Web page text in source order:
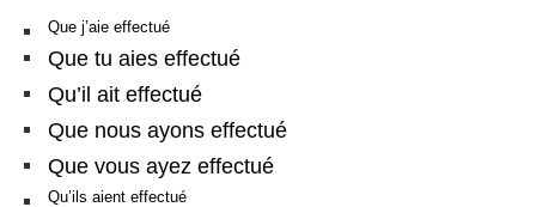
Que j’aie effectué
Que tu aies effectué
Qu’il ait effectué
Que nous ayons effectué
Que vous ayez effectué
Qu’ils aient effectué